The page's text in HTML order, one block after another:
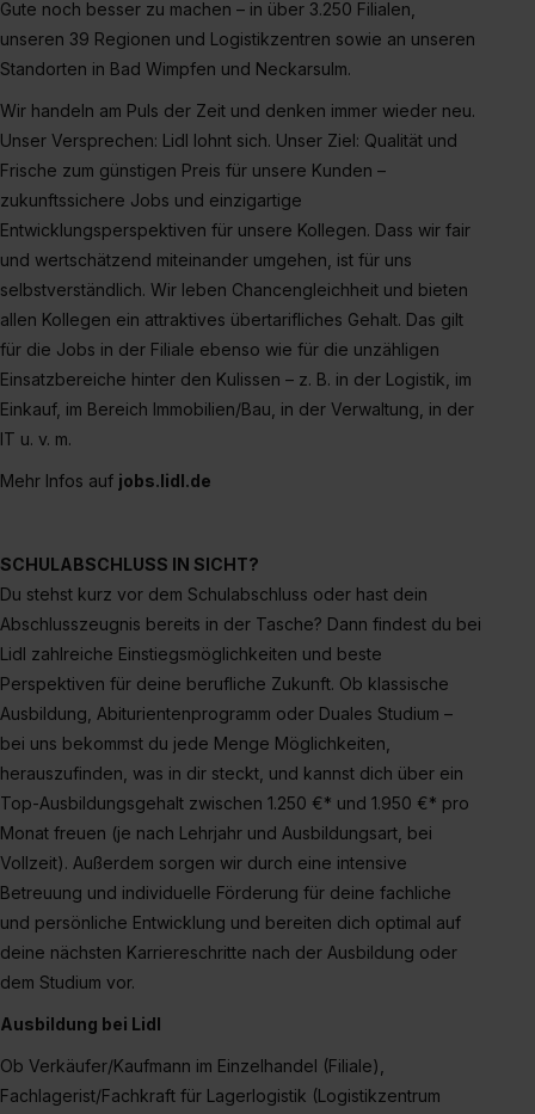
erforderliche personenbezogene Daten an Social Media
Dienste, ggfs. mit Sitz in den USA, übermittelt werden.
Eine Erlaubnis hierfür kannst du auch später noch im
bestimmte Verwendungszwecke zulassen, triff deine
Auswahl über die Checkboxen und klick auf „Auswahl
erlauben“. Die Einwilligung zur Platzierung von Cookies
der Kategorien „Präferenzen“, „Statistiken“ und „Social
Media und Marketing“ umfasst hierbei die Einwilligung
zur Übermittlung deiner Daten in die USA (Art. 49 Abs. 1
S. 1 lit. a) DS-GVO). Die USA verfügen über kein
angemessenes Datenschutzniveau (EuGH – Schrems
II). Du kannst die von dir erteilte Einwilligung jederzeit mit
Wirkung für die Zukunft ganz oder teilweise über unsere
Datenschutzerklärung unter dem Punkt „Datenschutz-
Einstellungen“ widerrufen. Weitere Informationen zu den
zeigen“. Weitere Informationen:
Gute noch besser zu machen ­– in über 3.250 Filialen,
unseren 39 Regionen und Logistikzentren sowie an unseren
Standorten in Bad Wimpfen und Neckarsulm.
Wir handeln am Puls der Zeit und denken immer wieder neu.
Unser Versprechen: Lidl lohnt sich. Unser Ziel: Qualität und
Frische zum günstigen Preis für unsere Kunden –
zukunftssichere Jobs und einzigartige
Entwicklungsperspektiven für unsere Kollegen. Dass wir fair
und wertschätzend miteinander umgehen, ist für uns
selbstverständlich. Wir leben Chancengleichheit und bieten
allen Kollegen ein attraktives übertarifliches Gehalt. Das gilt
für die Jobs in der Filiale ebenso wie für die unzähligen
Einsatzbereiche hinter den Kulissen – z. B. in der Logistik, im
Einkauf, im Bereich Immobilien/Bau, in der Verwaltung, in der
IT u. v. m.
Mehr Infos auf jobs.lidl.de
SCHULABSCHLUSS IN SICHT?
Du stehst kurz vor dem Schulabschluss oder hast dein
Abschlusszeugnis bereits in der Tasche? Dann findest du bei
Lidl zahlreiche Einstiegsmöglichkeiten und beste
Perspektiven für deine berufliche Zukunft. Ob klassische
Ausbildung, Abiturientenprogramm oder Duales Studium –
bei uns bekommst du jede Menge Möglichkeiten,
herauszufinden, was in dir steckt, und kannst dich über ein
Top-Ausbildungsgehalt zwischen 1.250 €* und 1.950 €* pro
Monat freuen (je nach Lehrjahr und Ausbildungsart, bei
Vollzeit). Außerdem sorgen wir durch eine intensive
Betreuung und individuelle Förderung für deine fachliche
und persönliche Entwicklung und bereiten dich optimal auf
deine nächsten Karriereschritte nach der Ausbildung oder
dem Studium vor.
Ausbildung bei Lidl
Ob Verkäufer/Kaufmann im Einzelhandel (Filiale),
Fachlagerist/Fachkraft für Lagerlogistik (Logistikzentrum